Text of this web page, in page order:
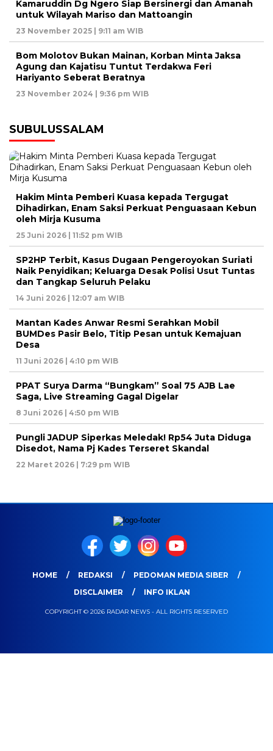
Kamaruddin Dg Ngero Siap Bersinergi dan Amanah
untuk Wilayah Mariso dan Mattoangin
23 November 2025 | 9:11 am WIB
Bom Molotov Bukan Mainan, Korban Minta Jaksa
Agung dan Kajatisu Tuntut Terdakwa Feri
Hariyanto Seberat Beratnya
23 November 2024 | 9:36 pm WIB
SUBULUSSALAM
Hakim Minta Pemberi Kuasa kepada Tergugat
Dihadirkan, Enam Saksi Perkuat Penguasaan Kebun
oleh Mirja Kusuma
25 Juni 2026 | 11:52 pm WIB
SP2HP Terbit, Kasus Dugaan Pengeroyokan Suriati
Naik Penyidikan; Keluarga Desak Polisi Usut Tuntas
dan Tangkap Seluruh Pelaku
14 Juni 2026 | 12:07 am WIB
Mantan Kades Anwar Resmi Serahkan Mobil
BUMDes Pasir Belo, Titip Pesan untuk Kemajuan
Desa
11 Juni 2026 | 4:10 pm WIB
PPAT Surya Darma “Bungkam” Soal 75 AJB Lae
Saga, Live Streaming Gagal Digelar
8 Juni 2026 | 4:50 pm WIB
Pungli JADUP Siperkas Meledak! Rp54 Juta Diduga
Disedot, Nama Pj Kades Terseret Skandal
22 Maret 2026 | 7:29 pm WIB
HOME REDAKSI
PEDOMAN MEDIA SIBER
DISCLAIMER
INFO IKLAN
COPYRIGHT © 2026 RADAR NEWS - ALL RIGHTS RESERVED